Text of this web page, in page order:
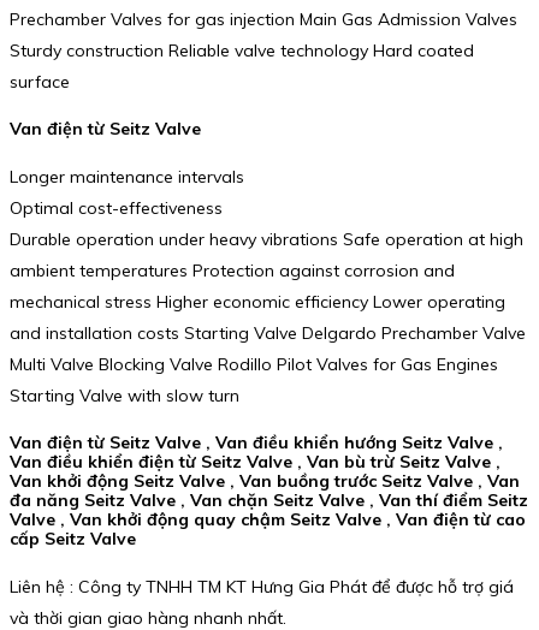
Prechamber Valves for gas injection Main Gas Admission Valves
Sturdy construction Reliable valve technology Hard coated
surface
Van điện từ Seitz Valve
Longer maintenance intervals
Optimal cost-effectiveness
Durable operation under heavy vibrations Safe operation at high
ambient temperatures Protection against corrosion and
mechanical stress Higher economic efficiency Lower operating
and installation costs Starting Valve Delgardo Prechamber Valve
Multi Valve Blocking Valve Rodillo Pilot Valves for Gas Engines
Starting Valve with slow turn
Van điện từ Seitz Valve , Van điều khiển hướng Seitz Valve ,
Van điều khiển điện từ Seitz Valve , Van bù trừ Seitz Valve ,
Van khởi động Seitz Valve , Van buồng trước Seitz Valve , Van
đa năng Seitz Valve , Van chặn Seitz Valve , Van thí điểm Seitz
Valve , Van khởi động quay chậm Seitz Valve , Van điện từ cao
cấp Seitz Valve
Liên hệ : Công ty TNHH TM KT Hưng Gia Phát để được hỗ trợ giá
và thời gian giao hàng nhanh nhất.